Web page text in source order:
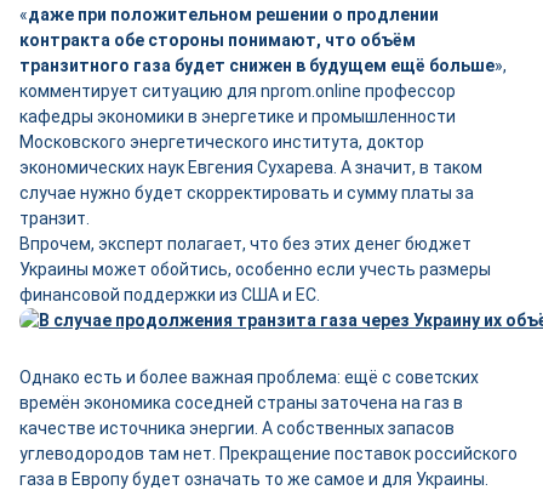
«даже при положительном решении о продлении
контракта обе стороны понимают, что объём
транзитного газа будет снижен в будущем ещё больше»,
комментирует ситуацию для nprom.online профессор
кафедры экономики в энергетике и промышленности
Московского энергетического института, доктор
экономических наук Евгения Сухарева. А значит, в таком
случае нужно будет скорректировать и сумму платы за
транзит.
Впрочем, эксперт полагает, что без этих денег бюджет
Украины может обойтись, особенно если учесть размеры
финансовой поддержки из США и ЕС.
Однако есть и более важная проблема: ещё с советских
времён экономика соседней страны заточена на газ в
качестве источника энергии. А собственных запасов
углеводородов там нет. Прекращение поставок российского
газа в Европу будет означать то же самое и для Украины.